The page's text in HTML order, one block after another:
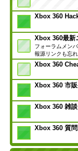
Xbox 360
Xbox 360最新
フォーラムメン
報源リンクも忘れ
Xbox 360
Xbox 360 市
Xbox 360 雑談
Xbox 360 質